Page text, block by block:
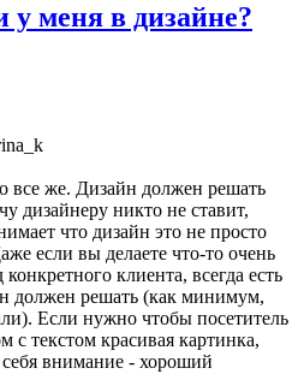
меня в дизайне?
все же. Дизайн должен решать
дизайнеру никто не ставит,
что дизайн это не просто
если вы делаете что-то очень
клиента, всегда есть
должен решать (как минимум,
Если нужно чтобы посетитель
с текстом красивая картинка,
себя внимание - хороший